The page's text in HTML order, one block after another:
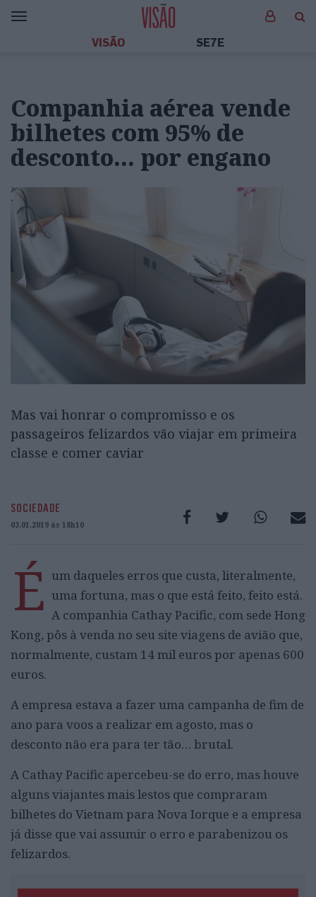
VISÃO SE7E
Companhia aérea vende
bilhetes com 95% de
desconto… por engano
Mas vai honrar o compromisso e os
passageiros felizardos vão viajar em primeira
classe e comer caviar
SOCIEDADE
03.01.2019 às 18h10
É um daqueles erros que custa, literalmente,
uma fortuna, mas o que está feito, feito está.
A companhia Cathay Pacific, com sede Hong
Kong, pôs à venda no seu site viagens de avião que,
normalmente, custam 14 mil euros por apenas 600
euros.
A empresa estava a fazer uma campanha de fim de
ano para voos a realizar em agosto, mas o
desconto não era para ter tão… brutal.
A Cathay Pacific apercebeu-se do erro, mas houve
alguns viajantes mais lestos que compraram
bilhetes do Vietnam para Nova Iorque e a empresa
já disse que vai assumir o erro e parabenizou os
felizardos.